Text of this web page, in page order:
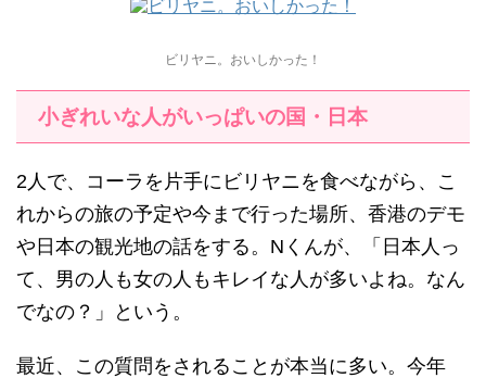
ビリヤニ。おいしかった！
小ぎれいな人がいっぱいの国・日本
2人で、コーラを片手にビリヤニを食べながら、こ
れからの旅の予定や今まで行った場所、香港のデモ
や日本の観光地の話をする。Nくんが、「日本人っ
て、男の人も女の人もキレイな人が多いよね。なん
でなの？」という。
最近、この質問をされることが本当に多い。今年